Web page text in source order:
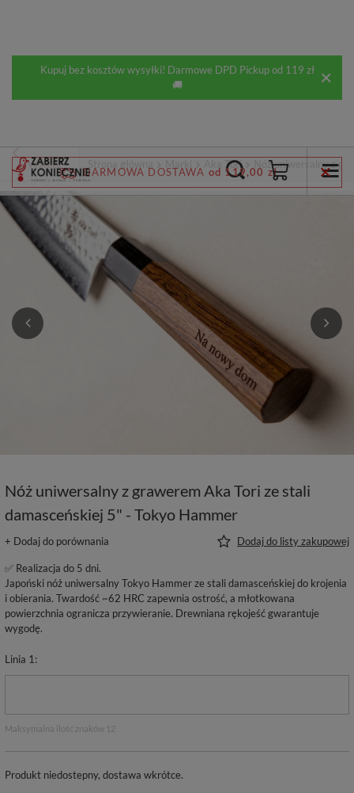
Kupuj bez kosztów wysyłki! Darmowe DPD Pickup od 119 zł
🚚
DARMOWA DOSTAWA od 119,00 zł
Wstecz Aka Tori Nóż uniwersalny z
Nóż uniwersalny z grawerem Aka Tori ze stali
damasceńskiej 5" - Tokyo Hammer
+ Dodaj do porównania Dodaj do listy zakupowej
✅ Realizacja do 5 dni.
Japoński nóż uniwersalny Tokyo Hammer ze stali damasceńskiej do krojenia
i obierania. Twardość ~62 HRC zapewnia ostrość, a młotkowana
powierzchnia ogranicza przywieranie. Drewniana rękojeść gwarantuje
wygodę.
Linia 1
Maksymalna ilość znaków 12
Produkt niedostepny, dostawa wkrótce